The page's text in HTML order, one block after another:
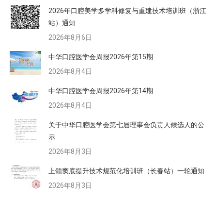
2026年口腔美学多学科修复与重建技术培训班（浙江
站）通知
2026年8月6日
中华口腔医学会周报2026年第15期
2026年8月4日
中华口腔医学会周报2026年第14期
2026年8月4日
关于中华口腔医学会第七届理事会负责人候选人的公
示
2026年8月3日
上颌窦底提升技术规范化培训班（长春站）一轮通知
2026年8月3日